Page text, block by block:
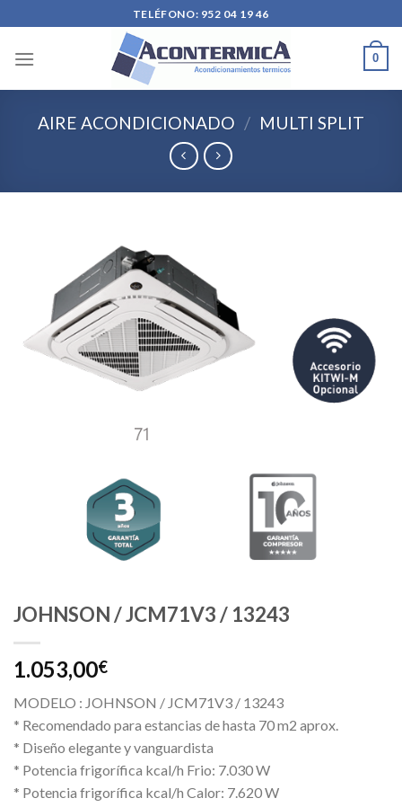
to
content
TELÉFONO: 952 04 19 46
0
AIRE ACONDICIONADO / MULTI SPLIT
JOHNSON / JCM71V3 / 13243
1.053,00€
MODELO : JOHNSON / JCM71V3 / 13243
* Recomendado para estancias de hasta 70 m2 aprox.
* Diseño elegante y vanguardista
* Potencia frigorífica kcal/h Frio: 7.030 W
* Potencia frigorífica kcal/h Calor: 7.620 W